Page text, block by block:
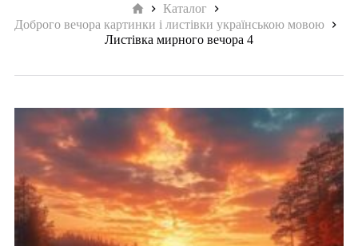
Головна
Каталог
Доброго вечора картинки і листівки українською мовою
Листівка мирного вечора 4